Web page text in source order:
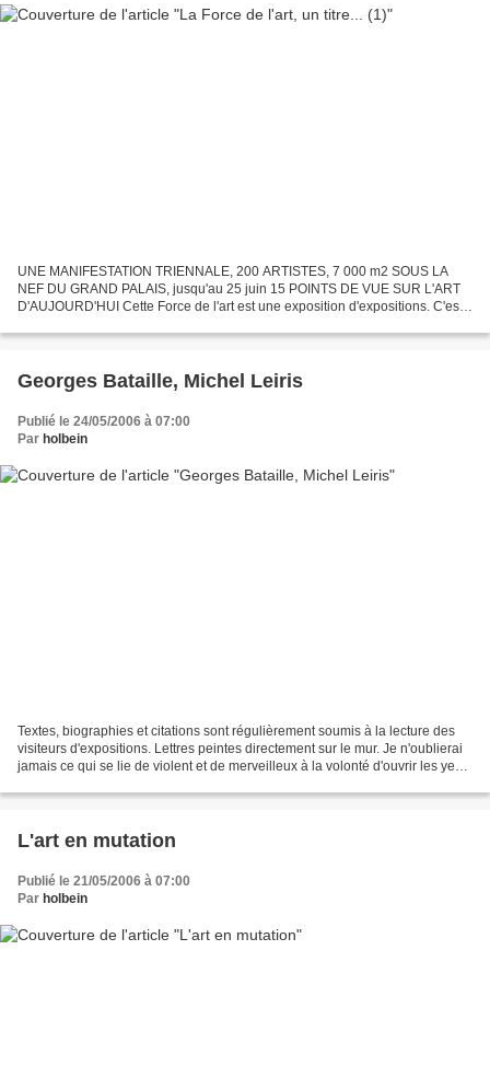
UNE MANIFESTATION TRIENNALE, 200 ARTISTES, 7 000 m2 SOUS LA
NEF DU GRAND PALAIS, jusqu'au 25 juin 15 POINTS DE VUE SUR L'ART
D'AUJOURD'HUI Cette Force de l'art est une exposition d'expositions. C'est
Georges Bataille, Michel Leiris
Publié le 24/05/2006 à 07:00
Par holbein
Textes, biographies et citations sont régulièrement soumis à la lecture des
visiteurs d'expositions. Lettres peintes directement sur le mur. Je n'oublierai
jamais ce qui se lie de violent et de merveilleux à la volonté d'ouvrir les yeux,
L'art en mutation
Publié le 21/05/2006 à 07:00
Par holbein